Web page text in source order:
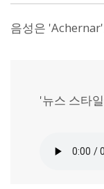
음성은
'뉴스 스타